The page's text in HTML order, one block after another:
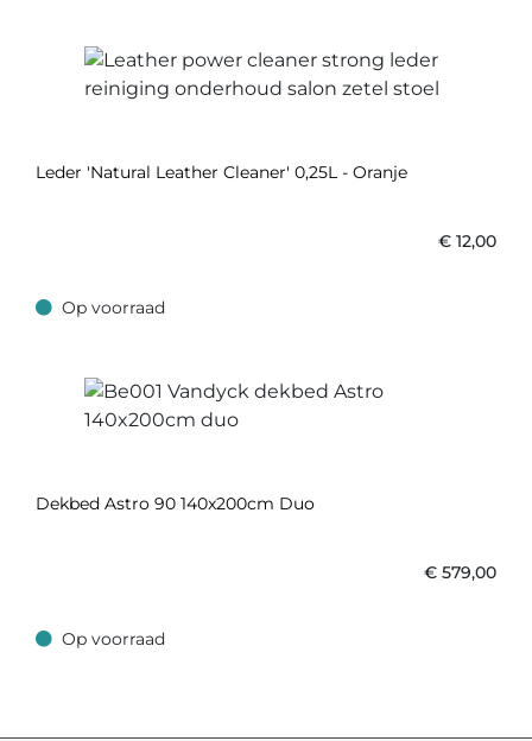
Leder 'Natural Leather Cleaner' 0,25L - Oranje
€ 12,00
Op voorraad
Op voorraad
Dekbed Astro 90 140x200cm Duo
€ 579,00
Op voorraad
Op voorraad